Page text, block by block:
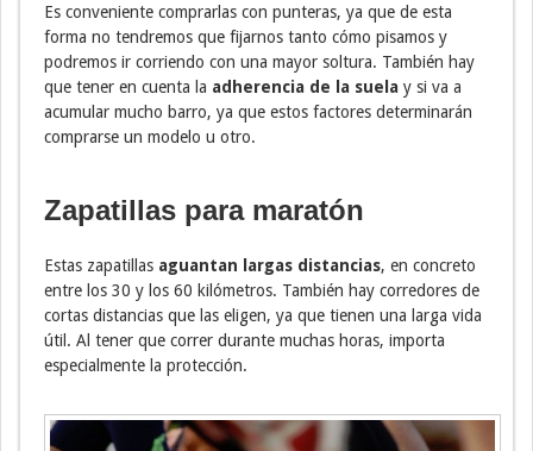
Es conveniente comprarlas con punteras, ya que de esta
forma no tendremos que fijarnos tanto cómo pisamos y
podremos ir corriendo con una mayor soltura. También hay
que tener en cuenta la adherencia de la suela y si va a
acumular mucho barro, ya que estos factores determinarán
comprarse un modelo u otro.
Zapatillas para maratón
Estas zapatillas aguantan largas distancias, en concreto
entre los 30 y los 60 kilómetros. También hay corredores de
cortas distancias que las eligen, ya que tienen una larga vida
útil. Al tener que correr durante muchas horas, importa
especialmente la protección.